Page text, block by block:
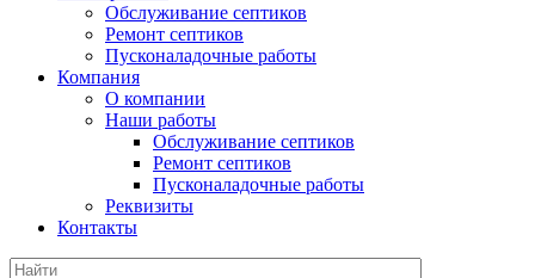
Обслуживание септиков
Ремонт септиков
Пусконаладочные работы
Компания
О компании
Наши работы
Обслуживание септиков
Ремонт септиков
Пусконаладочные работы
Реквизиты
Контакты